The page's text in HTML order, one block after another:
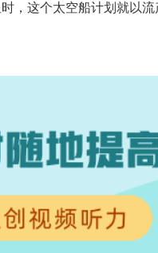
，这个太空船计划就以流